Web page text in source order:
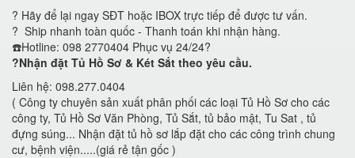
? Hãy để lại ngay SĐT hoặc IBOX trực tiếp để được tư vấn.
? Ship nhanh toàn quốc - Thanh toán khi nhận hàng.
☎️Hotline: 098 2770404 Phục vụ 24/24?
?Nhận đặt Tủ Hồ Sơ & Két Sắt theo yêu cầu.
Liên hệ: 098.277.0404
( Công ty chuyên sản xuất phân phối các loại Tủ Hồ Sơ cho các
công ty, Tủ Hồ Sơ Văn Phòng, Tủ Sắt, tủ bảo mật, Tu Sat , tủ
đựng súng... Nhận đặt tủ hồ sơ lắp đặt cho các công trình chung
cư, bệnh viện.....(giá rẻ tận gốc )